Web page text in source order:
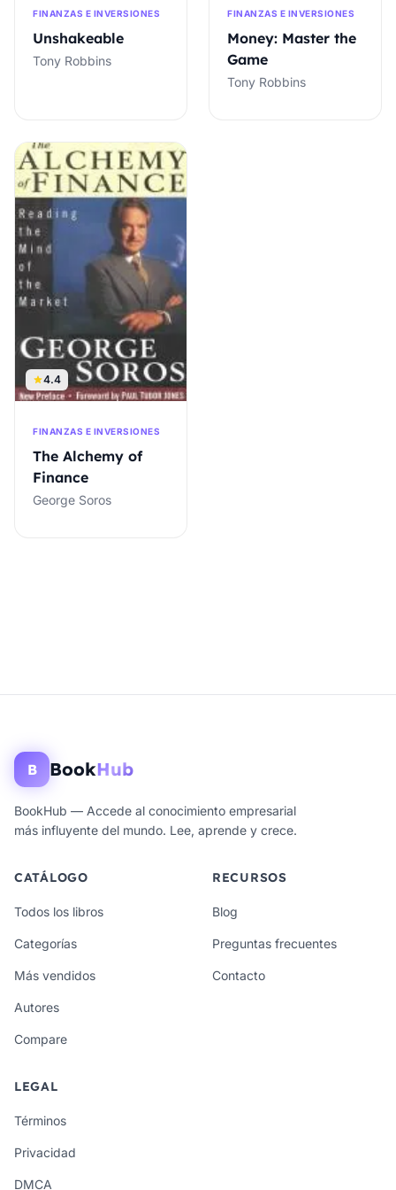
FINANZAS E INVERSIONES
Unshakeable
Tony Robbins
FINANZAS E INVERSIONES
Money: Master the
Game
Tony Robbins
4.4
FINANZAS E INVERSIONES
The Alchemy of
Finance
George Soros
B BookHub
BookHub — Accede al conocimiento empresarial
más influyente del mundo. Lee, aprende y crece.
CATÁLOGO
Todos los libros
Categorías
Más vendidos
Autores
Compare
RECURSOS
Blog
Preguntas frecuentes
Contacto
LEGAL
Términos
Privacidad
DMCA